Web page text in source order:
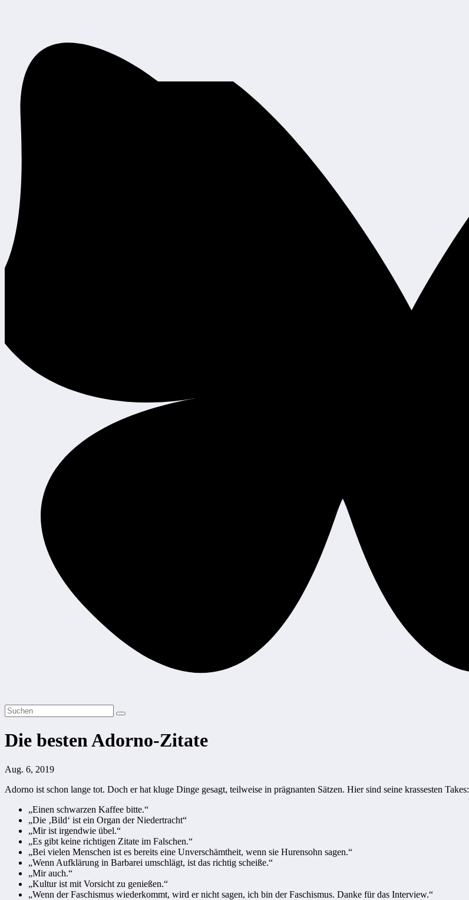
Die besten Adorno-Zitate
Aug. 6, 2019
Adorno ist schon lange tot. Doch er hat kluge Dinge gesagt, teilweise in prägnanten Sätzen. Hier sind seine krassesten Takes:
„Einen schwarzen Kaffee bitte.“
„Die ‚Bild‘ ist ein Organ der Niedertracht“
„Mir ist irgendwie übel.“
„Es gibt keine richtigen Zitate im Falschen.“
„Bei vielen Menschen ist es bereits eine Unverschämtheit, wenn sie Hurensohn sagen.“
„Wenn Aufklärung in Barbarei umschlägt, ist das richtig scheiße.“
„Mir auch.“
„Kultur ist mit Vorsicht zu genießen.“
„Wenn der Faschismus wiederkommt, wird er nicht sagen, ich bin der Faschismus. Danke für das Interview.“